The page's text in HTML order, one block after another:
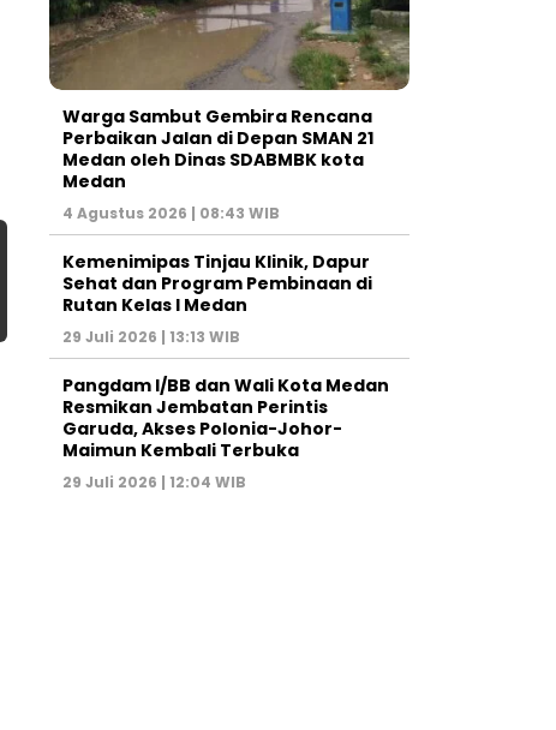
Warga Sambut Gembira Rencana
Perbaikan Jalan di Depan SMAN 21
Medan oleh Dinas SDABMBK kota
Medan
4 Agustus 2026 | 08:43 WIB
Kemenimipas Tinjau Klinik, Dapur
Sehat dan Program Pembinaan di
Rutan Kelas I Medan
29 Juli 2026 | 13:13 WIB
Pangdam I/BB dan Wali Kota Medan
Resmikan Jembatan Perintis
Garuda, Akses Polonia-Johor-
Maimun Kembali Terbuka
29 Juli 2026 | 12:04 WIB